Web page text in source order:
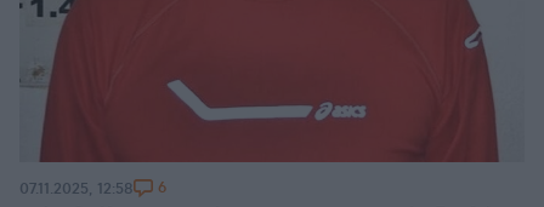
07.11.2025, 12:58 6